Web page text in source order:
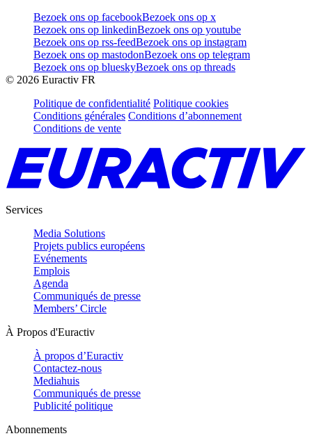
Bezoek ons op facebookBezoek ons op x
Bezoek ons op linkedinBezoek ons op youtube
Bezoek ons op rss-feedBezoek ons op instagram
Bezoek ons op mastodonBezoek ons op telegram
Bezoek ons op blueskyBezoek ons op threads
© 2026 Euractiv FR
Politique de confidentialité Politique cookies
Conditions générales Conditions d’abonnement
Conditions de vente
Services
Media Solutions
Projets publics européens
Evénements
Emplois
Agenda
Communiqués de presse
Members’ Circle
À Propos d'Euractiv
À propos d’Euractiv
Contactez-nous
Mediahuis
Communiqués de presse
Publicité politique
Abonnements